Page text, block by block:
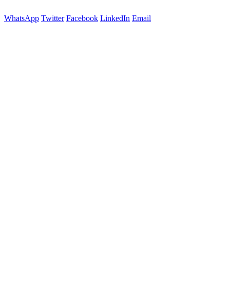
WhatsApp Twitter Facebook LinkedIn Email